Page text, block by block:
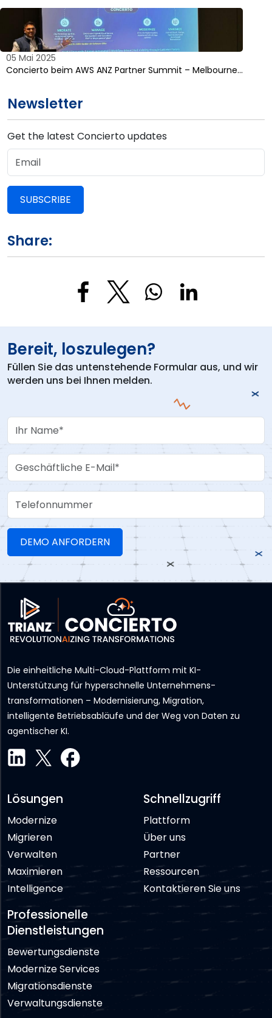
05 Mai 2025
Concierto beim AWS ANZ Partner Summit – Melbourne…
Newsletter
Get the latest Concierto updates
SUBSCRIBE
Share:
Bereit, loszulegen?
Füllen Sie das untenstehende Formular aus, und wir
werden uns bei Ihnen melden.
Your Name
Work Email
Telefonnummer
Die einheitliche Multi-Cloud-Plattform mit KI-
Unterstützung für hyperschnelle Unternehmens­
transformationen – Modernisierung, Migration,
intelligente Betriebsabläufe und der Weg von Daten zu
agentischer KI.
Lösungen
Modernize
Migrieren
Verwalten
Maximieren
Intelligence
Professionelle
Dienstleistungen
Bewertungsdienste
Modernize Services
Migrationsdienste
Verwaltungsdienste
Schnellzugriff
Plattform
Über uns
Partner
Ressourcen
Kontaktieren Sie uns